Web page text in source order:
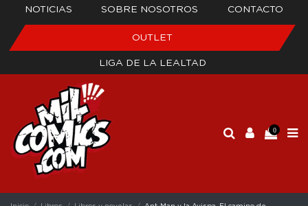
NOTICIAS SOBRE NOSOTROS CONTACTO
OUTLET
LIGA DE LA LEALTAD
0